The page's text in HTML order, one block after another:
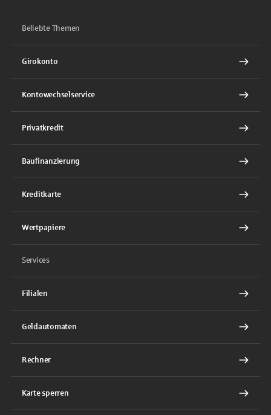
Beliebte Themen
Girokonto
Kontowechselservice
Privatkredit
Baufinanzierung
Kreditkarte
Wertpapiere
Services
Filialen
Geldautomaten
Rechner
Karte sperren